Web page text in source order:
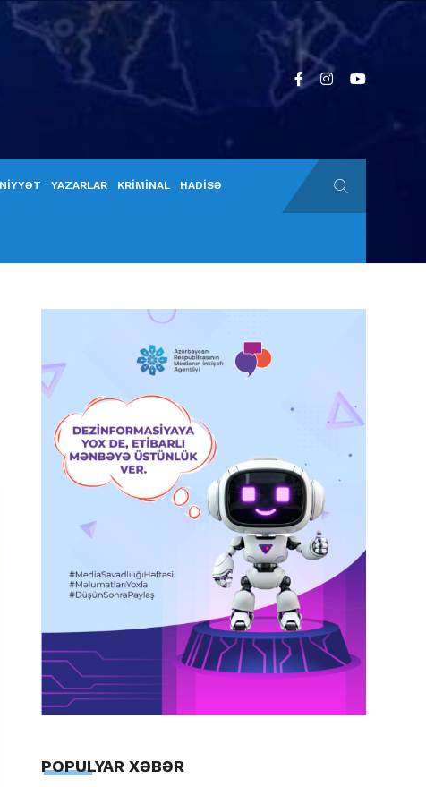
YAZARLAR KRİMİNAL HADİSƏ
POPULYAR XƏBƏR